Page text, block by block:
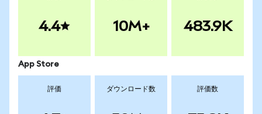
4.4 10M+ 483.9K
App Store
評価 ダウンロード数 評価数